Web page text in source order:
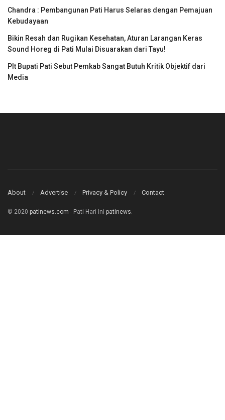
Chandra : Pembangunan Pati Harus Selaras dengan Pemajuan
Kebudayaan
Bikin Resah dan Rugikan Kesehatan, Aturan Larangan Keras
Sound Horeg di Pati Mulai Disuarakan dari Tayu!
Plt Bupati Pati Sebut Pemkab Sangat Butuh Kritik Objektif dari
Media
About Advertise Privacy & Policy Contact
© 2020 patinews.com - Pati Hari Ini patinews.